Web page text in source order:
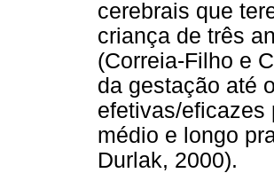
cerebrais que
criança de três
(Correia-Filho e
da gestação até
efetivas/eficazes
médio e longo
Durlak, 2000).